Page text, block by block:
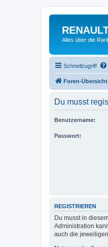
Alles über die
Schnellzugriff
Foren-Übersicht
Du musst
Benutzername:
Passwort:
REGISTRIEREN
Du musst in
Administration
auch die